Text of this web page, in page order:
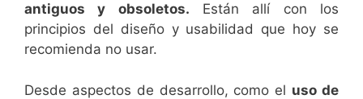
antiguos y obsoletos. Están allí con los
principios del diseño y usabilidad que hoy se
recomienda no usar.
Desde aspectos de desarrollo, como el uso de